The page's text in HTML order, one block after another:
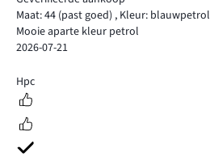
Maat: 44 (past goed) , Kleur: blauwpetrol
Mooie aparte kleur petrol
2026-07-21
3
Hpc